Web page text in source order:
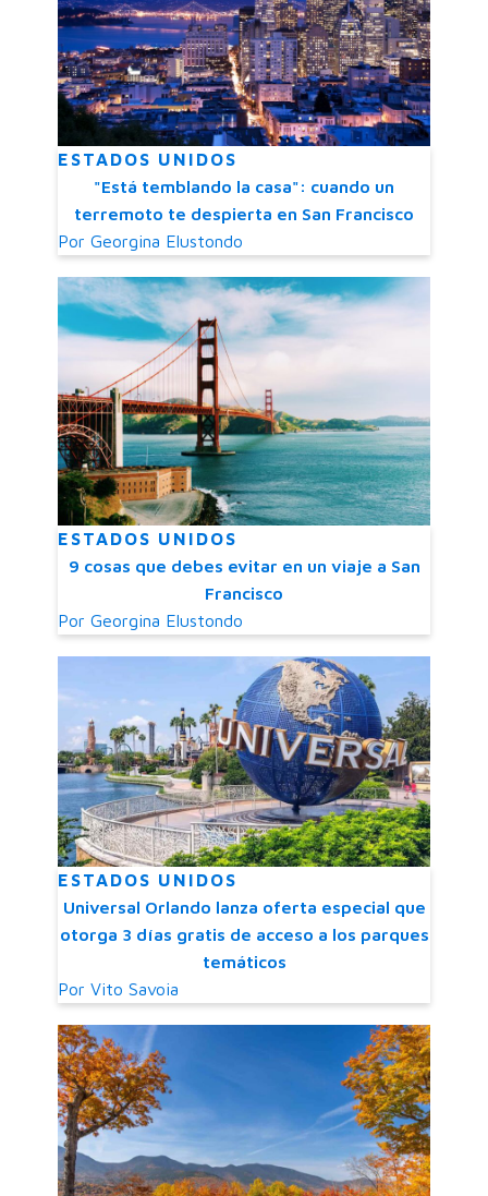
ESTADOS UNIDOS
"Está temblando la casa": cuando un
terremoto te despierta en San Francisco
Por Georgina Elustondo
ESTADOS UNIDOS
9 cosas que debes evitar en un viaje a San
Francisco
Por Georgina Elustondo
ESTADOS UNIDOS
Universal Orlando lanza oferta especial que
otorga 3 días gratis de acceso a los parques
temáticos
Por Vito Savoia